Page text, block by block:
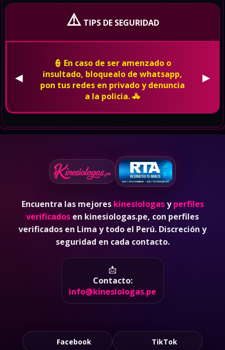
⚠️TIPS DE SEGURIDAD
👮 En caso de ser amenzado o
insultado, bloquealo de whatsapp,
pon tus redes en privado y denuncia
a la policia. 🚓
◀ ▶
Encuentra las mejores kinesiologasyperfiles
verificados en kinesiologas.pe, con perfiles
verificados en Lima y todo el Perú. Discreción y
seguridad en cada contacto.
📩
Contacto:
info@kinesiologas.pe
Facebook TikTok